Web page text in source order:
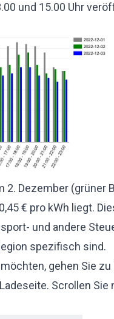
und 15.00 Uhr
2. Dezember (grüner
€ pro kWh liegt.
und andere
spezifisch sind.
gehen Sie zu
Scrollen Sie